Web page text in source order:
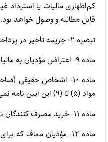
قابل مطالبه و وصول خواهد بود.
تبصره ۲- جریمه تأخیر در پرداخت مالیات در هر صورت از انقضای مهلت ماده (۴) قانون مالیات بر ارزش افزوده مصوب ۱۴۰۰ محاسبه خواهد شد.
ماده ۹- اعتراض مؤدیان به مالیات و عوارض ارزش افزوده محاسبه شده توسط سازمان، حسب مقررات مربوط قابل رسیدگی می‌باشد.
مواد (۵) تا (۹) این آیین نامه نمی‌باشند.
ماده ۱۱- خرید مصرف کنندگان نهایی از مؤدیانی که از معافیت موضوع این آیین نامه استفاده می نمایند، مشمول مقررات ماده (۱۸) قانون نمی‌باشد.